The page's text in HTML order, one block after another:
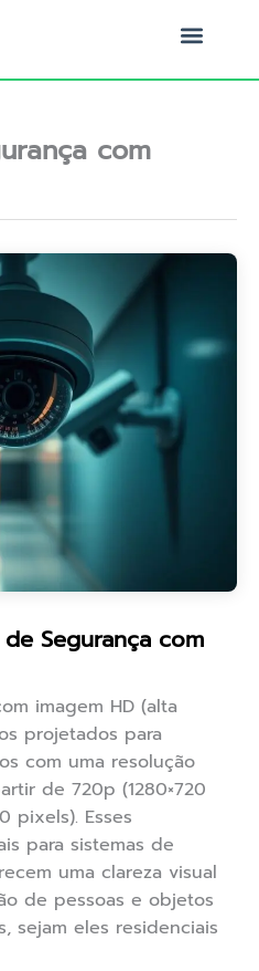
com
Segurança com
imagem HD (alta
projetados para
com uma resolução
de 720p (1280×720
pixels). Esses
para sistemas de
uma clareza visual
de pessoas e objetos
sejam eles residenciais